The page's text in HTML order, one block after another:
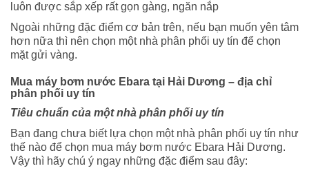
luôn được sắp xếp rất gọn gàng, ngăn nắp
Ngoài những đặc điểm cơ bản trên, nếu bạn muốn yên tâm
hơn nữa thì nên chọn một nhà phân phối uy tín để chọn
mặt gửi vàng.
Mua máy bơm nước Ebara tại Hải Dương – địa chỉ
phân phối uy tín
Tiêu chuẩn của một nhà phân phối uy tín
Bạn đang chưa biết lựa chọn một nhà phân phối uy tín như
thế nào để chọn mua máy bơm nước Ebara Hải Dương.
Vậy thì hãy chú ý ngay những đặc điểm sau đây: